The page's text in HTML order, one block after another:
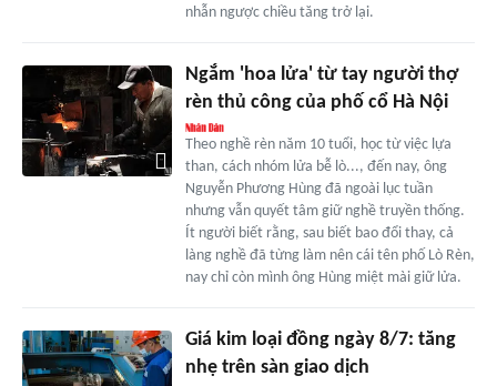
nhẫn ngược chiều tăng trở lại.
Ngắm 'hoa lửa' từ tay người thợ
rèn thủ công của phố cổ Hà Nội
Theo nghề rèn năm 10 tuổi, học từ việc lựa
than, cách nhóm lửa bễ lò..., đến nay, ông
Nguyễn Phương Hùng đã ngoài lục tuần
nhưng vẫn quyết tâm giữ nghề truyền thống.
Ít người biết rằng, sau biết bao đổi thay, cả
làng nghề đã từng làm nên cái tên phố Lò Rèn,
nay chỉ còn mình ông Hùng miệt mài giữ lửa.
Giá kim loại đồng ngày 8/7: tăng
nhẹ trên sàn giao dịch